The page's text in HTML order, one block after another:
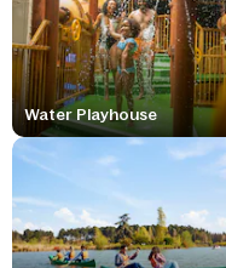
Water Playhouse